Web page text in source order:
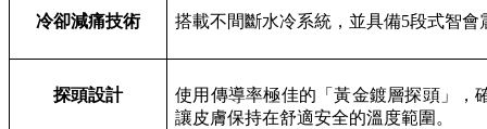
冷卻減痛技術 搭載不間斷水冷系統，並具備5段式智
探頭設計
使用傳導率極佳的「黃金鍍層探頭」，
讓皮膚保持在舒適安全的溫度範圍。